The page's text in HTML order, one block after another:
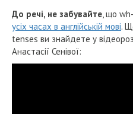
До речі, не забувайте , що
усіх часах в англійській мові.
tenses ви знайдете у
Анастасії Сенівої: